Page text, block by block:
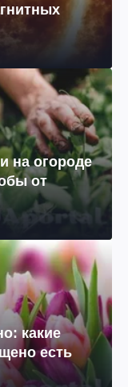
на огороде
от
какие
есть